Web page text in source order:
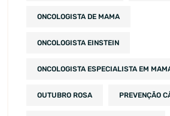
ONCOLOGISTA DE MAMA
ONCOLOGISTA EINSTEIN
ONCOLOGISTA ESPECIALISTA EM
OUTUBRO ROSA PREVENÇÃO